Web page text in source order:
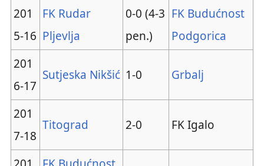
201
5-16
FK Rudar
Pljevlja
0-0 (4-3
pen.)
FK Budućnost
Podgorica
201
6-17
Sutjeska Nikšić 1-0 Grbalj
201
7-18
Titograd 2-0 FK Igalo